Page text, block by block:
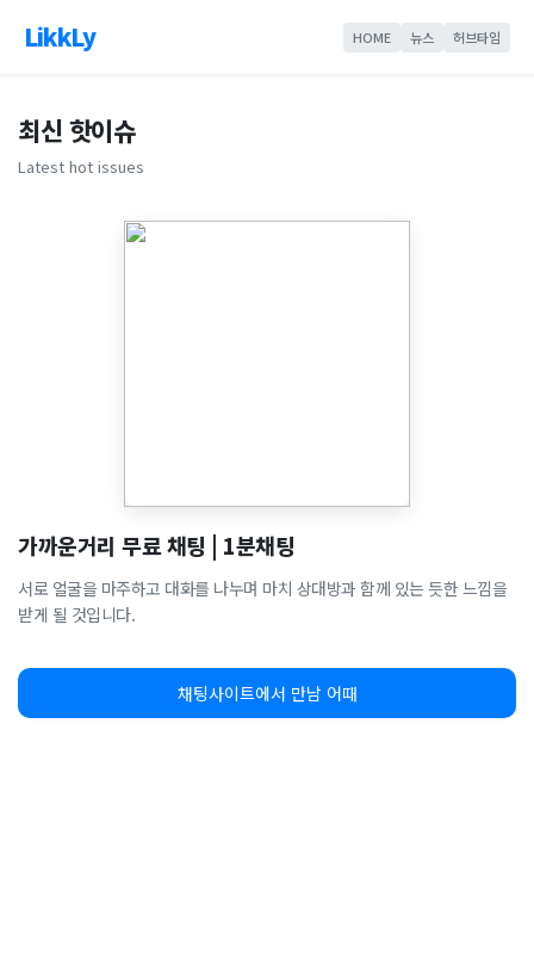
LikkLy HOME 뉴스 허브타임
최신 핫이슈
Latest hot issues
가까운거리 무료 채팅 | 1분채팅
서로 얼굴을 마주하고 대화를 나누며 마치 상대방과 함께 있는 듯한 느낌을
받게 될 것입니다.
채팅사이트에서 만남 어때